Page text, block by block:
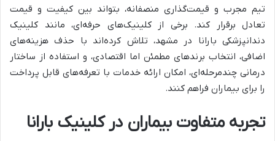
تیم مجرب و قیمت‌گذاری منصفانه، بتواند بین کیفیت و قیمت
تعادل برقرار کند. برخی از کلینیک‌های حرفه‌ای، مانند کلینیک
دندانپزشکی بارانا در مشهد، تلاش کرده‌اند با حذف هزینه‌های
اضافی، انتخاب برندهای مطمئن اما اقتصادی، و استفاده از ساختار
درمانی چندمرحله‌ای، امکان ارائه خدمات با تعرفه‌های قابل پرداخت
را برای بیماران فراهم کنند.
تجربه متفاوت بیماران در کلینیک بارانا